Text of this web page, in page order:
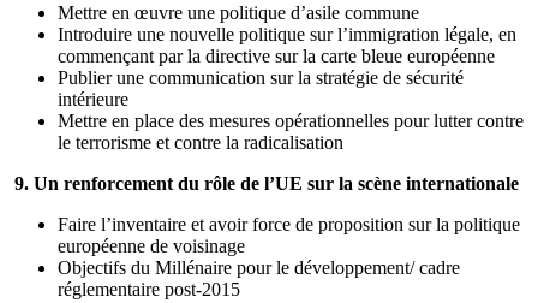
Mettre en œuvre une politique d’asile commune
Introduire une nouvelle politique sur l’immigration légale, en
commençant par la directive sur la carte bleue européenne
Publier une communication sur la stratégie de sécurité
intérieure
Mettre en place des mesures opérationnelles pour lutter contre
le terrorisme et contre la radicalisation
9. Un renforcement du rôle de l’UE sur la scène internationale
Faire l’inventaire et avoir force de proposition sur la politique
européenne de voisinage
Objectifs du Millénaire pour le développement/ cadre
réglementaire post-2015